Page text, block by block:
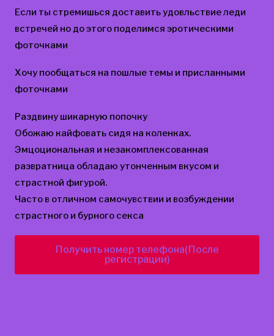
Если ты стремишься доставить удовльствие леди
встречей но до этого поделимся эротическими
фоточками
Хочу пообщаться на пошлые темы и приcланными
фоточками
Раздвину шикарную попочку
Обожаю кайфовать сидя на коленках.
Эмцоциональная и незакомплексованная
развратница обладаю утонченным вкусом и
страстной фигурой.
Часто в отличном самочувствии и возбуждении
страстного и бурного секса
Получить номер телефона(После
регистрации)